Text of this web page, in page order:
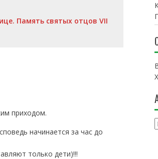
Память святых отцов VII
приходом.
начинается за час до
только дети)!!!